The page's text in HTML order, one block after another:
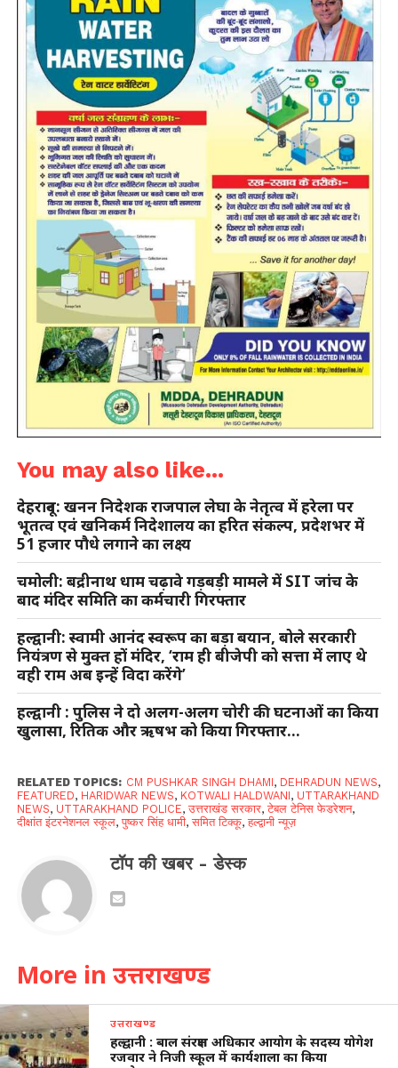
You may also like...
देहरादून: खनन निदेशक राजपाल लेघा के नेतृत्व में हरेला पर
भूतत्व एवं खनिकर्म निदेशालय का हरित संकल्प, प्रदेशभर में
51 हजार पौधे लगाने का लक्ष्य
चमोली: बद्रीनाथ धाम चढ़ावे गड़बड़ी मामले में SIT जांच के
बाद मंदिर समिति का कर्मचारी गिरफ्तार
हल्द्वानी: स्वामी आनंद स्वरूप का बड़ा बयान, बोले सरकारी
नियंत्रण से मुक्त हों मंदिर, ‘राम ही बीजेपी को सत्ता में लाए थे
वही राम अब इन्हें विदा करेंगे’
हल्द्वानी : पुलिस ने दो अलग-अलग चोरी की घटनाओं का किया
खुलासा, रितिक और ऋषभ को किया गिरफ्तार…
RELATED TOPICS: CM PUSHKAR SINGH DHAMI, DEHRADUN NEWS,
FEATURED, HARIDWAR NEWS, KOTWALI HALDWANI, UTTARAKHAND
NEWS, UTTARAKHAND POLICE,उत्तराखंड सरकार,टेबल टेनिस फेडरेशन,
दीक्षांत इंटरनेशनल स्कूल,पुष्कर सिंह धामी,समित टिक्कू,हल्द्वानी न्यूज़
टॉप की खबर - डेस्क
More in उत्तराखण्ड
उत्तराखण्ड
हल्द्वानी : बाल संरक्षण अधिकार आयोग के सदस्य योगेश
रजवार ने निजी स्कूल में कार्यशाला का किया